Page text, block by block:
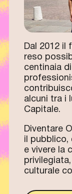
Dal 2012 il
reso
centinaia
alcuni tra i
Capitale.
Diventare
il pubblico,
e vivere la
culturale